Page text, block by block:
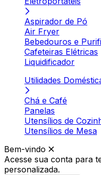
Aspirador de Pó
Air Fryer
Bebedouros e
Cafeteiras Elétricas
Liquidificador
Utilidades
Chá e Café
Panelas
Utensílios de
Utensílios de Mesa
Bem-vindo
Acesse sua conta para
personalizada.